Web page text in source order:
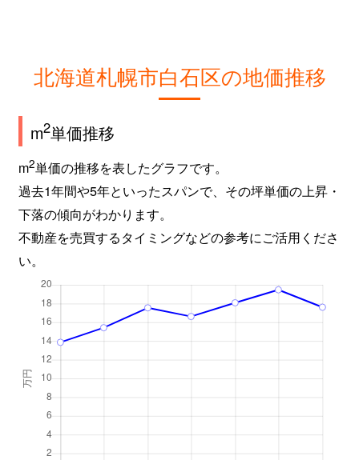
北海道札幌市白石区の地価推移
m2単価推移
m2単価の推移を表したグラフです。
過去1年間や5年といったスパンで、その坪単価の上昇・
下落の傾向がわかります。
不動産を売買するタイミングなどの参考にご活用くださ
い。